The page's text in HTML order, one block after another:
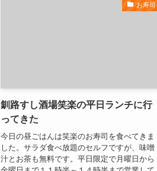
お寿司
釧路すし酒場笑楽の平日ランチに行
ってきた
今日の昼ごはんは笑楽のお寿司を食べてきま
した。サラダ食べ放題のセルフですが、味噌
汁とお茶も無料です。平日限定で月曜日から